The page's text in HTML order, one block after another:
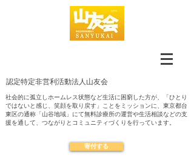
認定​特定非営利活動法人山友会
社会的に孤立しホームレス状態など生活に困窮した方が、「ひとり
ではないと感じ、笑顔を取り戻す」ことをミッションに、東京都台
東区の通称「山谷地域」にて無料診療所の運営や生活相談などの支
援を通して、つながりとコミュニティづくりを行っています。
寄付する